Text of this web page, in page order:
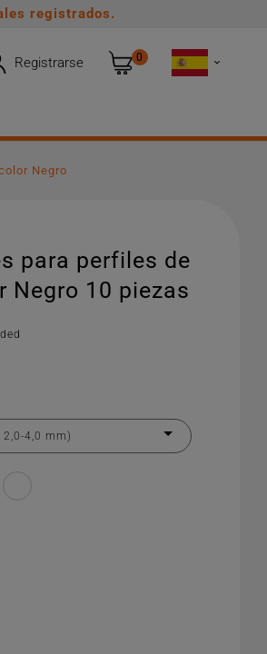
registrados.
Registrarse 0 
Negro
para perfiles de
Negro 10 piezas